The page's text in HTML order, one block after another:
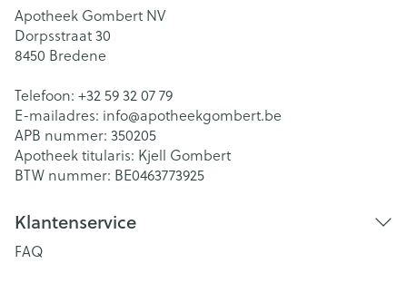
Apotheek Gombert NV
Dorpsstraat 30
8450 Bredene
Telefoon: +32 59 32 07 79
E-mailadres: info@apotheekgombert.be
APB nummer: 350205
Apotheek titularis: Kjell Gombert
BTW nummer: BE0463773925
Klantenservice
FAQ